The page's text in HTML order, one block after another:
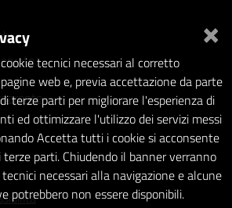
×
tecnici necessari al corretto
web e, previa accettazione da parte
terze parti per migliorare l'esperienza di
ed ottimizzare l'utilizzo dei servizi messi
Accetta tutti i cookie si acconsente
parti. Chiudendo il banner verranno
necessari alla navigazione e alcune
potrebbero non essere disponibili.